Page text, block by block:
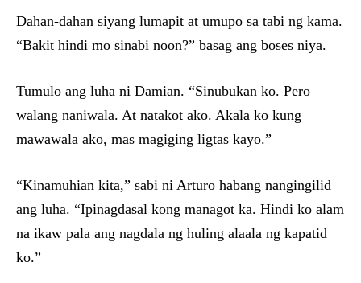
Dahan-dahan siyang lumapit at umupo sa tabi ng kama.
“Bakit hindi mo sinabi noon?” basag ang boses niya.
Tumulo ang luha ni Damian. “Sinubukan ko. Pero
walang naniwala. At natakot ako. Akala ko kung
mawawala ako, mas magiging ligtas kayo.”
“Kinamuhian kita,” sabi ni Arturo habang nangingilid
ang luha. “Ipinagdasal kong managot ka. Hindi ko alam
na ikaw pala ang nagdala ng huling alaala ng kapatid
ko.”